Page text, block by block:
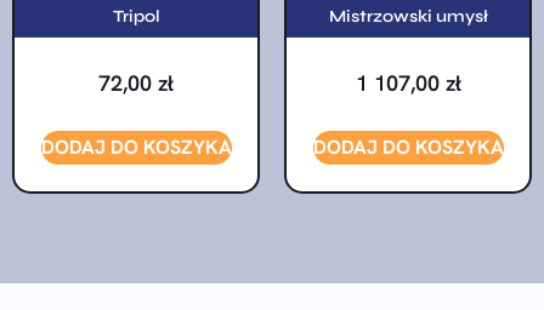
Tripol
72,00 zł
DODAJ DO KOSZYKA
Mistrzowski umysł
1 107,00 zł
DODAJ DO KOSZYKA